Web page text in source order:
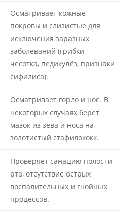
Осматривает кожные
покровы и слизистые для
исключения заразных
заболеваний (грибки,
чесотка, педикулёз, признаки
сифилиса).
Осматривает горло и нос. В
некоторых случаях берет
мазок из зева и носа на
золотистый стафилококк.
Проверяет санацию полости
рта, отсутствие острых
воспалительных и гнойных
процессов.